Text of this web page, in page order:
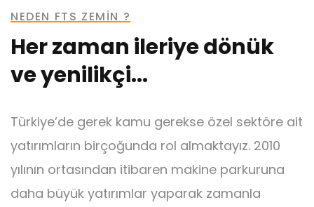
NEDEN FTS ZEMİN ?
Her zaman ileriye dönük
ve yenilikçi...
Türkiye’de gerek kamu gerekse özel sektöre ait
yatırımların birçoğunda rol almaktayız. 2010
yılının ortasından itibaren makine parkuruna
daha büyük yatırımlar yaparak zamanla